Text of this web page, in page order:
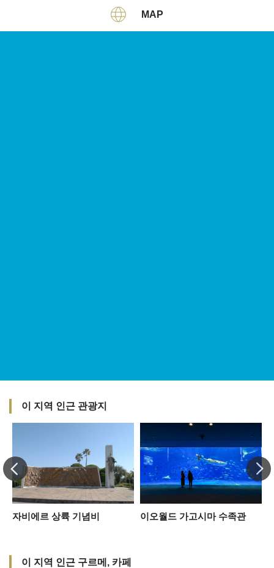
MAP
이 지역 인근 관광지
자비에르 상륙 기념비 이오월드 가고시마 수족관
이 지역 인근 구르메, 카페